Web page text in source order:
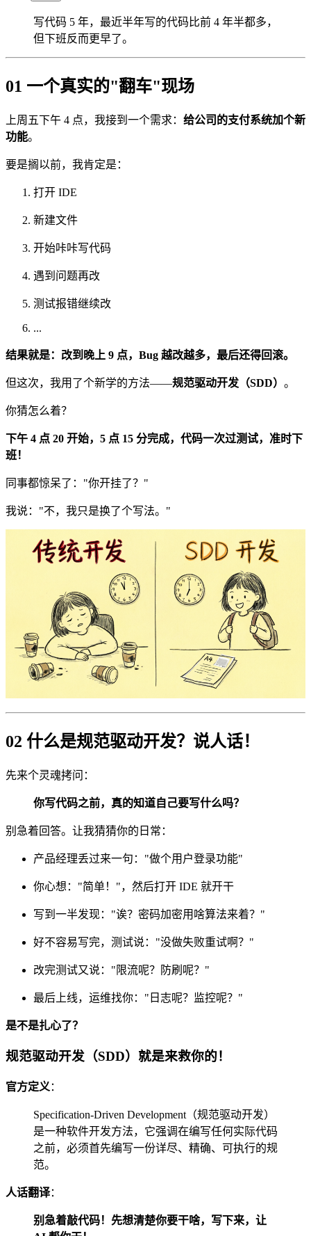
写代码 5 年，最近半年写的代码比前 4 年半都多，
但下班反而更早了。
01 一个真实的"翻车"现场
上周五下午 4 点，我接到一个需求： 给公司的支付系统加个新
功能。
要是搁以前，我肯定是：
打开 IDE
新建文件
开始咔咔写代码
遇到问题再改
测试报错继续改
...
结果就是：改到晚上 9 点，Bug 越改越多，最后还得回滚。
但这次，我用了个新学的方法——规范驱动开发（SDD） 。
你猜怎么着？
下午 4 点 20 开始，5 点 15 分完成，代码一次过测试，准时下
班！
同事都惊呆了："你开挂了？"
我说："不，我只是换了个写法。"
02 什么是规范驱动开发？说人话！
先来个灵魂拷问：
你写代码之前，真的知道自己要写什么吗？
别急着回答。让我猜猜你的日常：
产品经理丢过来一句："做个用户登录功能"
你心想："简单！"，然后打开 IDE 就开干
写到一半发现："诶？密码加密用啥算法来着？"
好不容易写完，测试说："没做失败重试啊？"
改完测试又说："限流呢？防刷呢？"
最后上线，运维找你："日志呢？监控呢？"
是不是扎心了？
规范驱动开发（SDD）就是来救你的！
官方定义 ：
Specification-Driven Development（规范驱动开发）
是一种软件开发方法，它强调在编写任何实际代码
之前，必须首先编写一份详尽、精确、可执行的规
范。
人话翻译：
别急着敲代码！先想清楚你要干啥，写下来，让